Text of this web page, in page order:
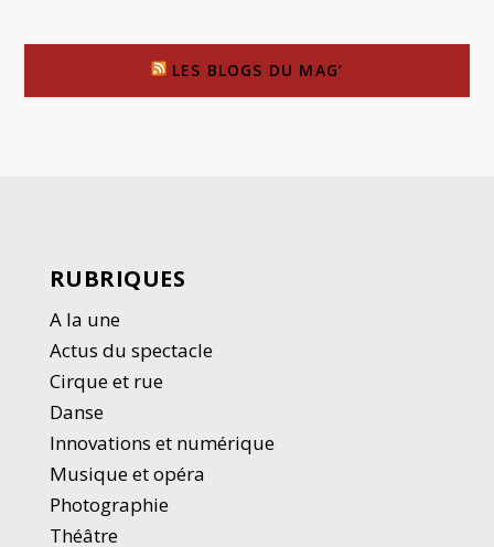
LES BLOGS DU MAG’
RUBRIQUES
A la une
Actus du spectacle
Cirque et rue
Danse
Innovations et numérique
Musique et opéra
Photographie
Théâtre